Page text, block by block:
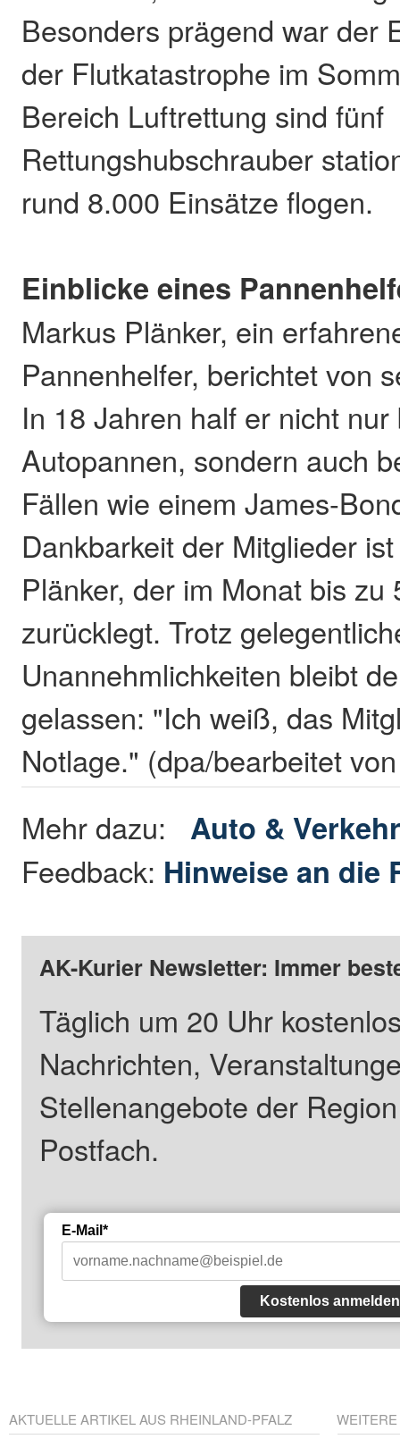
Besonders prägend war der
der Flutkatastrophe im
Bereich Luftrettung sind fünf
Rettungshubschrauber
rund 8.000 Einsätze flogen.
Einblicke eines
Markus Plänker, ein
Pannenhelfer, berichtet von
In 18 Jahren half er nicht
Autopannen, sondern auch
Fällen wie einem James-
Dankbarkeit der Mitglieder
Plänker, der im Monat bis zu
zurücklegt. Trotz
Unannehmlichkeiten bleibt
gelassen: "Ich weiß, das
Notlage." (dpa/bearbeitet
Mehr dazu: Auto &
Feedback: Hinweise an die
AK-Kurier Newsletter: Immer
Täglich um 20 Uhr
Nachrichten,
Stellenangebote der
Postfach.
E-Mail*
Kostenlos anmelden
AKTUELLE ARTIKEL AUS RHEINLAND-PFALZ